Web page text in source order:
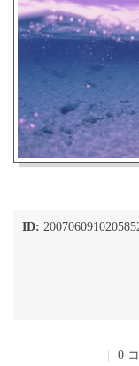
ID:
0